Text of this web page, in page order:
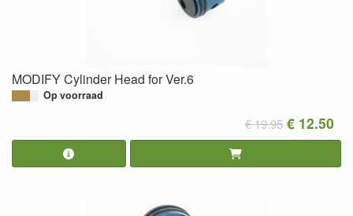
MODIFY Cylinder Head for Ver.6
Op voorraad
€ 19.95 € 12.50